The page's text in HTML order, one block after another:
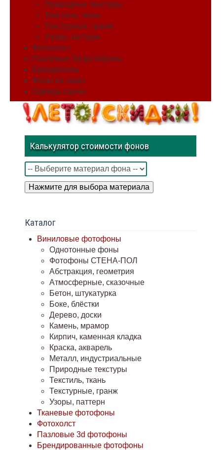
Природные текстуры
Текстиль, ткань
Текстурные, гранж
Узоры, паттерн
Фотохолст
Пазловые 3d фотофоны
Брендволлы
Фоны на заказ
Одежда сцены
Калькулятор стоимости фонов
Нажмите для выбора материала
Каталог
Виниловые фотофоны
Однотонные фоны
Фотофоны СТЕНА-ПОЛ
Абстракция, геометрия
Атмосферные, сказочные
Бетон, штукатурка
Боке, блёстки
Дерево, доски
Камень, мрамор
Кирпич, каменная кладка
Краска, акварель
Металл, индустриальные
Природные текстуры
Текстиль, ткань
Текстурные, гранж
Узоры, паттерн
Тканевые фотофоны
Фотохолст
Пазловые 3d фотофоны
Брендированные фотофоны